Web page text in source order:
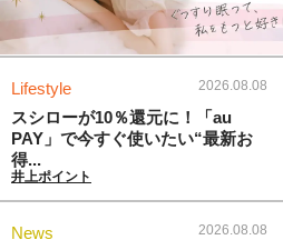
Lifestyle 2026.08.08
スシローが10％還元に！「au
PAY」で今すぐ使いたい“最新お
得...
井上ポイント
News 2026.08.08